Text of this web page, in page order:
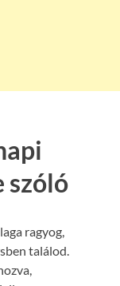
szóló
ragyog,
találod.